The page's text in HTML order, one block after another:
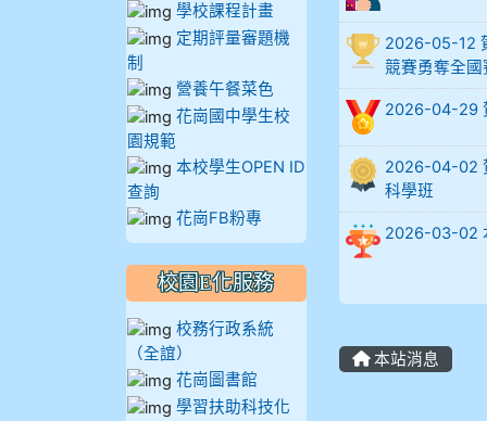
902蘇奕愷
903陳品帆
904彭子庭
905蔣昇和
905周沛蓉
905鄭瑀安
906江彥臻
2026-05-12
競賽勇奪全國
2026-04-29
2026-04-02
科學班
2026-03-02
本站消息
學校課程計畫
定期評量審題機
制
營養午餐菜色
花崗國中學生校
園規範
本校學生OPEN ID
查詢
花崗FB粉專
校園E化服務
校務行政系統
（全誼）
花崗圖書館
學習扶助科技化